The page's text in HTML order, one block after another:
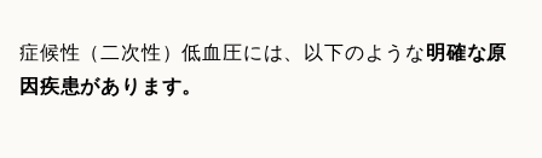
症候性（二次性）低血圧には、以下のような明確な原
因疾患があります。